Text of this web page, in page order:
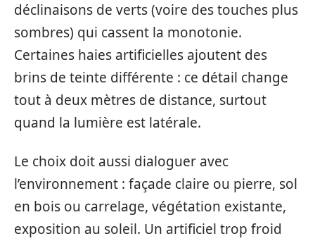
déclinaisons de verts (voire des touches plus
sombres) qui cassent la monotonie.
Certaines haies artificielles ajoutent des
brins de teinte différente : ce détail change
tout à deux mètres de distance, surtout
quand la lumière est latérale.
Le choix doit aussi dialoguer avec
l’environnement : façade claire ou pierre, sol
en bois ou carrelage, végétation existante,
exposition au soleil. Un artificiel trop froid